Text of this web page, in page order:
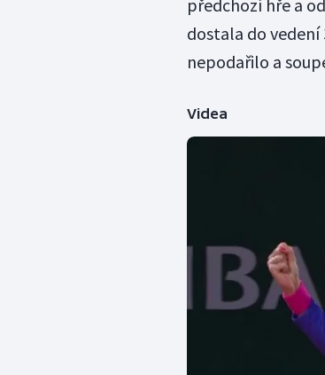
předchozí hře a
dostala do vedení
nepodařilo a
Videa